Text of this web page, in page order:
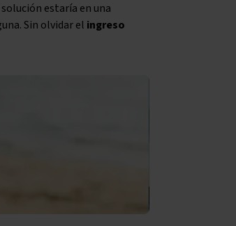
solución estaría en una
Sin olvidar el ingreso